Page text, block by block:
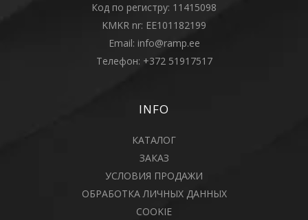
Код по регистру: 11415098
KMKR nr: EE101182199
Email: info@ramp.ee
Телефон: +372 51917517
INFO
КАТАЛОГ
ЗАКАЗ
УСЛОВИЯ ПРОДАЖИ
ОБРАБОТКА ЛИЧНЫХ ДАННЫХ
COOKIE